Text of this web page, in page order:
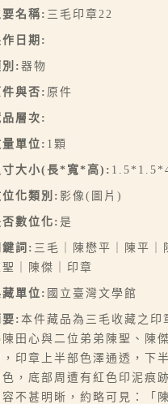
要名稱: 三毛印章22
作日期:
別: 器物
件與否: 原件
品層次:
量單位: 1顆
寸大小(長*寬*高):
位化類別: 影像(圖片)
否數位化: 是
鍵詞: 三毛｜陳懋平｜陳平｜
聖｜陳傑｜印章
藏單位: 國立臺灣文學館
要: 本件藏品為三毛收藏之印
陳田心與二位弟弟陳聖、陳
，印章上半部色澤通透，下
色，底部周遭有紅色印泥痕
容不甚明晰，約略可見：「